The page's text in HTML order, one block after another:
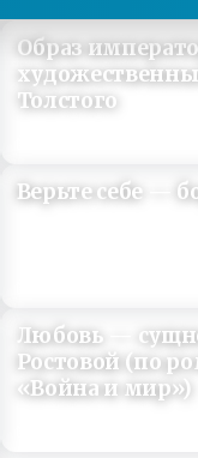
Образ
Толстого
Верьте себе —
Любовь —
Ростовой (по
«Война и мир»)